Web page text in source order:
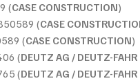
(CASE CONSTRUCTION)
(CASE
(CASE CONSTRUCTION)
(DEUTZ AG / DEUTZ-
(DEUTZ AG / DEUTZ-